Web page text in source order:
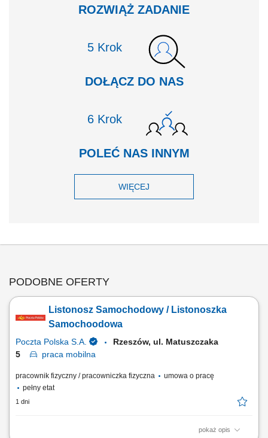
ROZWIĄŻ ZADANIE
Krok
DOŁĄCZ DO NAS
Krok
POLEĆ NAS INNYM
WIĘCEJ
PODOBNE OFERTY
Listonosz Samochodowy / Listonoszka
Samochoodowa
Poczta Polska S.A.
Rzeszów, ul. Matuszczaka
5
praca mobilna
pracownik fizyczny / pracowniczka fizyczna
umowa o pracę
pełny etat
1 dni
pokaż opis